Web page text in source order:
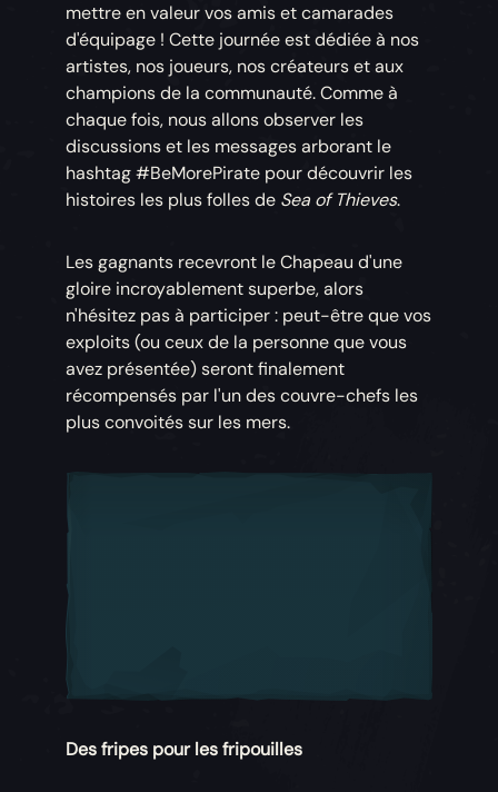
mettre en valeur vos amis et camarades
d'équipage ! Cette journée est dédiée à nos
artistes, nos joueurs, nos créateurs et aux
champions de la communauté. Comme à
chaque fois, nous allons observer les
discussions et les messages arborant le
hashtag #BeMorePirate pour découvrir les
histoires les plus folles de Sea of Thieves.
Les gagnants recevront le Chapeau d'une
gloire incroyablement superbe, alors
n'hésitez pas à participer : peut-être que vos
exploits (ou ceux de la personne que vous
avez présentée) seront finalement
récompensés par l'un des couvre-chefs les
plus convoités sur les mers.
Des fripes pour les fripouilles